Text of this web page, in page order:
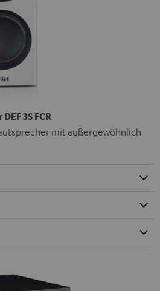
3S FCR
mit außergewöhnlich